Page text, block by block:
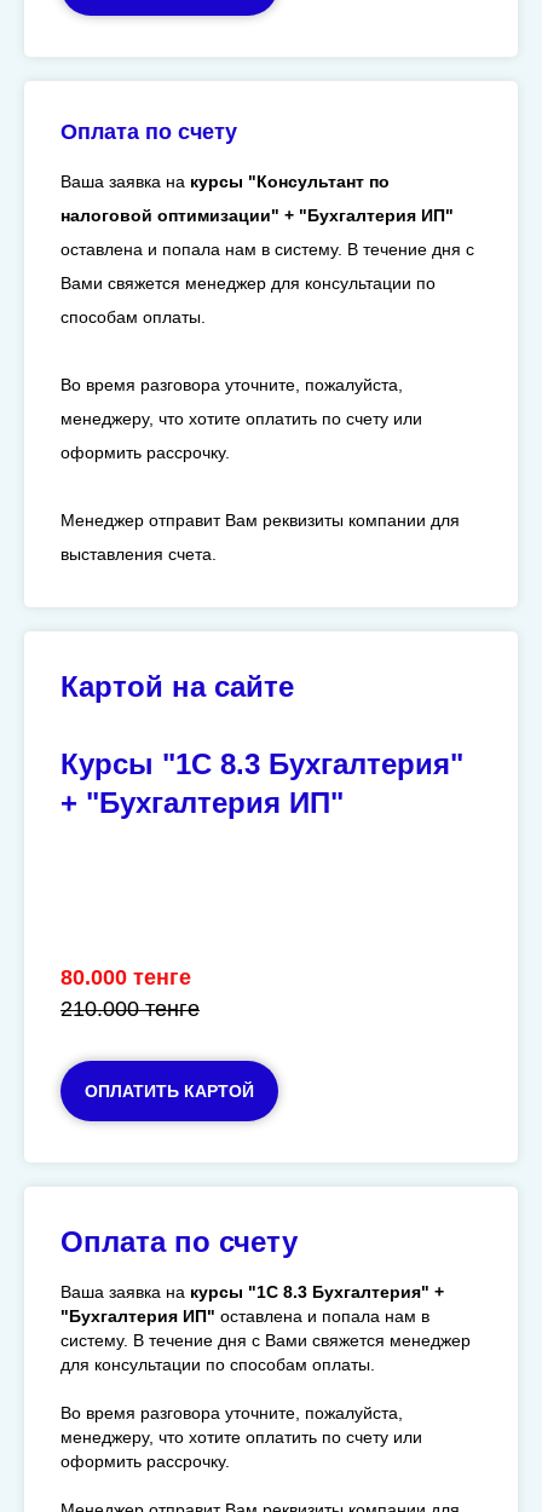
Оплата по счету
Ваша заявка на курсы "Консультант по
налоговой оптимизации" + "Бухгалтерия ИП"
оставлена и попала нам в систему. В течение дня с
Вами свяжется менеджер для консультации по
способам оплаты.
Во время разговора уточните, пожалуйста,
менеджеру, что хотите оплатить по счету или
оформить рассрочку.
Менеджер отправит Вам реквизиты компании для
выставления счета.
Картой на сайте
Курсы "1С 8.3 Бухгалтерия"
+ "Бухгалтерия ИП"
80.000 тенге
210.000 тенге
ОПЛАТИТЬ КАРТОЙ
Оплата по счету
Ваша заявка на курсы "1С 8.3 Бухгалтерия" +
"Бухгалтерия ИП" оставлена и попала нам в
систему. В течение дня с Вами свяжется менеджер
для консультации по способам оплаты.
Во время разговора уточните, пожалуйста,
менеджеру, что хотите оплатить по счету или
оформить рассрочку.